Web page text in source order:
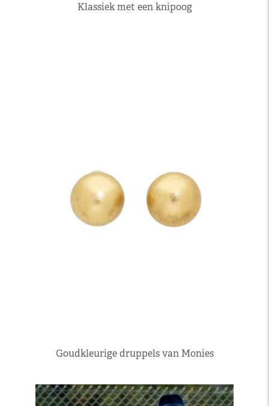
Klassiek met een knipoog
Goudkleurige druppels van Monies